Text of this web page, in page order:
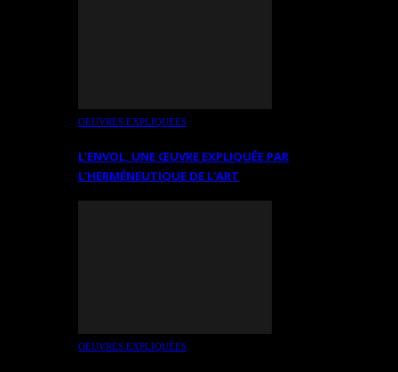
OEUVRES EXPLIQUÉES
L’ENVOL, UNE ŒUVRE EXPLIQUÉE PAR
L’HERMÉNEUTIQUE DE L’ART
OEUVRES EXPLIQUÉES